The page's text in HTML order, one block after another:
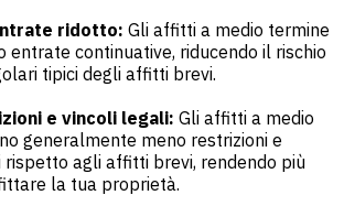
ridotto: Gli affitti a medio termine
entrate continuative, riducendo il rischio
tipici degli affitti brevi.
e vincoli legali: Gli affitti a medio
generalmente meno restrizioni e
rispetto agli affitti brevi, rendendo più
la tua proprietà.